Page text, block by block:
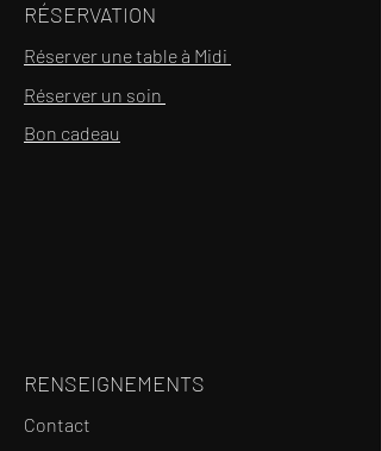
RÉSERVATION
Réserver une table à Midi
Réserver un soin
Bon cadeau
RENSEIGNEMENTS
Contact